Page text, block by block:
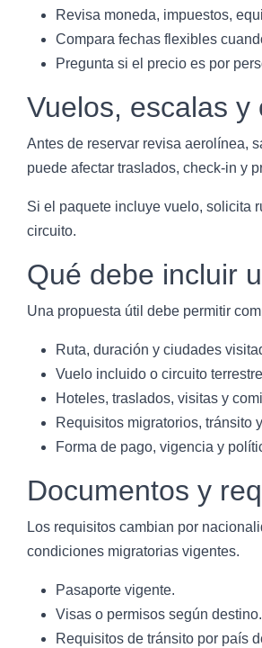
Revisa moneda, impuestos,
Compara fechas flexibles
Pregunta si el precio es por
Vuelos, escalas y
Antes de reservar revisa aerolínea,
puede afectar traslados, check-in y
Si el paquete incluye vuelo, solicita
circuito.
Qué debe incluir
Una propuesta útil debe permitir
Ruta, duración y ciudades
Vuelo incluido o circuito
Hoteles, traslados, visitas y
Requisitos migratorios, tránsito
Forma de pago, vigencia y
Documentos y
Los requisitos cambian por
condiciones migratorias vigentes.
Pasaporte vigente.
Visas o permisos según destino.
Requisitos de tránsito por país